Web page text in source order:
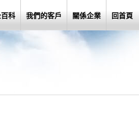
科 我們的客戶 關係企業 回首頁